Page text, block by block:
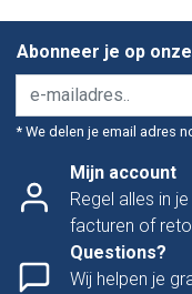
Abonneer je op
* We delen je email adres
Mijn account
Regel alles in
facturen of
Questions?
Wij helpen je